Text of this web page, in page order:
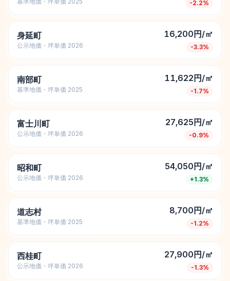
-2.2%
身延町
公示地価・坪単価 2026
16,200円/㎡
-3.3%
南部町
基準地価・坪単価 2025
11,622円/㎡
-1.7%
富士川町
公示地価・坪単価 2026
27,625円/㎡
-0.9%
昭和町
公示地価・坪単価 2026
54,050円/㎡
+1.3%
道志村
基準地価・坪単価 2025
8,700円/㎡
-1.2%
西桂町
公示地価・坪単価 2026
27,900円/㎡
-1.3%